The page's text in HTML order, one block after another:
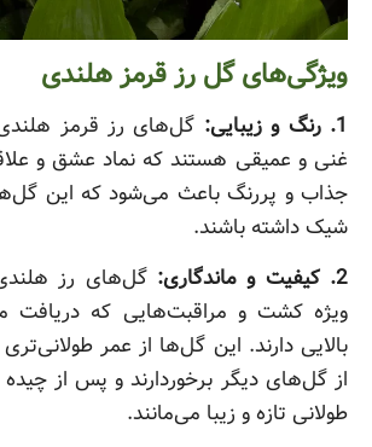
ویژگی‌های گل رز قرمز هلندی
1. رنگ و زیبایی:
گل‌های رز قرمز
غنی و عمیقی هستند که نماد عشق و
جذاب و پررنگ باعث می‌شود که این
شیک داشته باشند.
2. کیفیت و ماندگاری:
گل‌های رز
ویژه کشت و مراقبت‌هایی که دریافت
بالایی دارند. این گل‌ها از عمر
از گل‌های دیگر برخوردارند و پس از
طولانی تازه و زیبا می‌مانند.